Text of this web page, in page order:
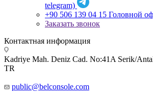
telegram)
+90 506 139 04 15 Головной
Заказать звонок
Контактная информация
Kadriye Mah. Deniz Cad. No:41A Serik/
TR
public@belconsole.com